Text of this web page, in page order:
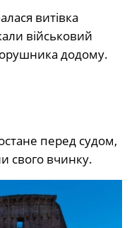
витівка
військовий
додому.
перед судом,
свого вчинку.